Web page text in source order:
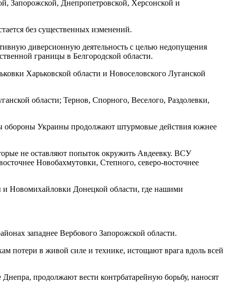
Запорожской, Днепропетровской, Херсонской и
без существенных изменений.
диверсионную деятельность с целью недопущения
границы в Белгородской области.
Харьковской области и Новоселовского Луганской
области; Тернов, Спорного, Веселого, Раздолевки,
обороны Украины продолжают штурмовые действия южнее
не оставляют попыток окружить Авдеевку. ВСУ
Новобахмутовки, Степного, северо-восточнее
Новомихайловки Донецкой области, где нашими
западнее Вербового Запорожской области.
в живой силе и технике, истощают врага вдоль всей
продолжают вести контрбатарейную борьбу, наносят